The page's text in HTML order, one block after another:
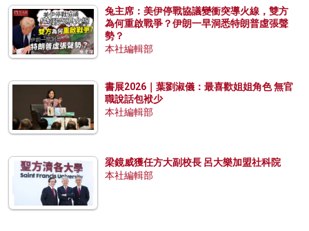
兔主席：美伊停戰協議變衝突導火線，雙方
為何重啟戰爭？伊朗一早洞悉特朗普虛張聲
勢？
本社編輯部
書展2026｜葉劉淑儀：最喜歡姐姐角色 無官
職說話包袱少
本社編輯部
梁鏡威獲任方大副校長 呂大樂加盟社科院
本社編輯部